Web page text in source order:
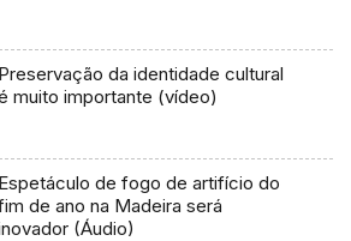
Preservação da identidade cultural
muito importante (vídeo)
Espetáculo de fogo de artifício do
de ano na Madeira será
(Áudio)